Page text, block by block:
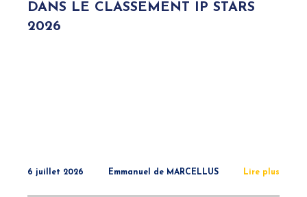
DANS LE CLASSEMENT IP STARS
2026
6 juillet 2026 Emmanuel de MARCELLUS Lire plus